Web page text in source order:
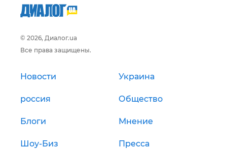
© 2026, Диалог.ua
Все права защищены.
Новости Украина
россия Общество
Блоги Мнение
Шоу-Биз Пресса